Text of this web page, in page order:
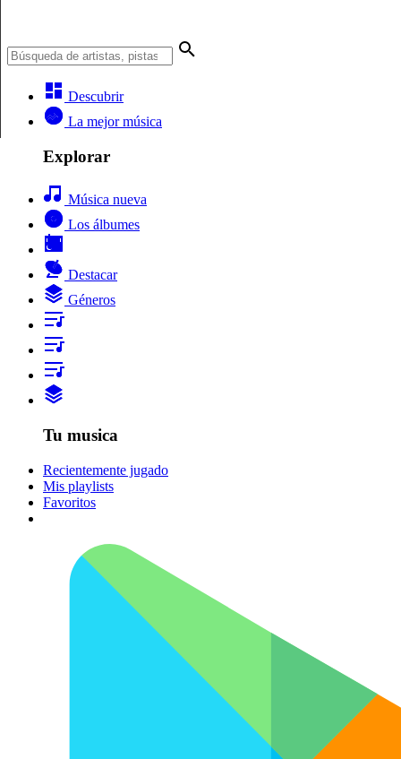
Descubrir
La mejor música
Explorar
Música nueva
Los álbumes
Destacar
Géneros
Tu musica
Recientemente jugado
Mis playlists
Favoritos